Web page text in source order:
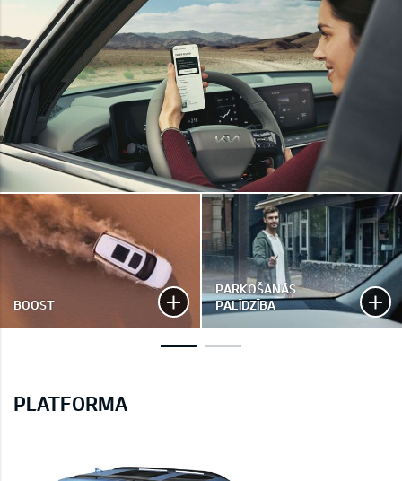
BOOST
PARKOŠANĀS
PALĪDZĪBA
PLATFORMA